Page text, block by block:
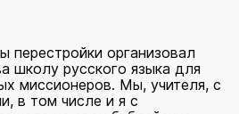
перестройки организовал
школу русского языка для
миссионеров. Мы, учителя, с
в том числе и я с